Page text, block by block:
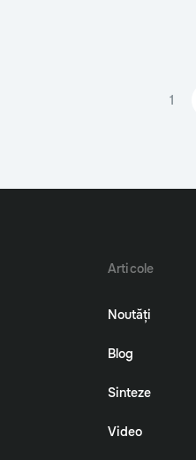
1
Articole
Noutăți
Blog
Sinteze
Video